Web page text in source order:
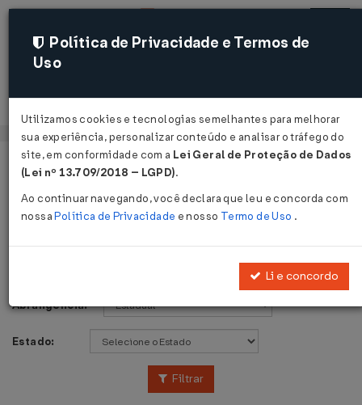
Acessar
Página Inicial Legislações
Legislações
Abrangência:
Estado:
Filtrar
Política de Privacidade e Termos de
Uso
Utilizamos cookies e tecnologias semelhantes para melhorar
sua experiência, personalizar conteúdo e analisar o tráfego do
site, em conformidade com a Lei Geral de Proteção de Dados
(Lei nº 13.709/2018 – LGPD).
Ao continuar navegando, você declara que leu e concorda com
nossaPolítica de Privacidade e nosso Termo de Uso .
Li e concordo